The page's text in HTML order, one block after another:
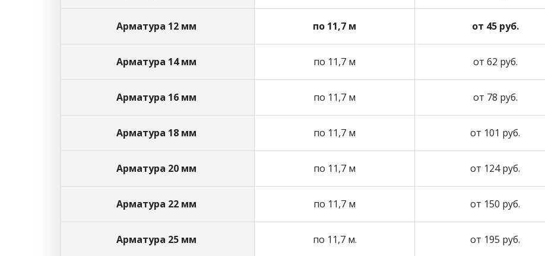
Арматура 12 мм по 11,7 м от 45 руб.
Арматура 14 мм по 11,7 м от 62 руб.
Арматура 16 мм по 11,7 м от 78 руб.
Арматура 18 мм по 11,7 м от 101 руб.
Арматура 20 мм по 11,7 м от 124 руб.
Арматура 22 мм по 11,7 м от 150 руб.
Арматура 25 мм по 11,7 м. от 195 руб.